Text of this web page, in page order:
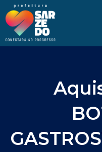
conteúdo
para
conteúdo